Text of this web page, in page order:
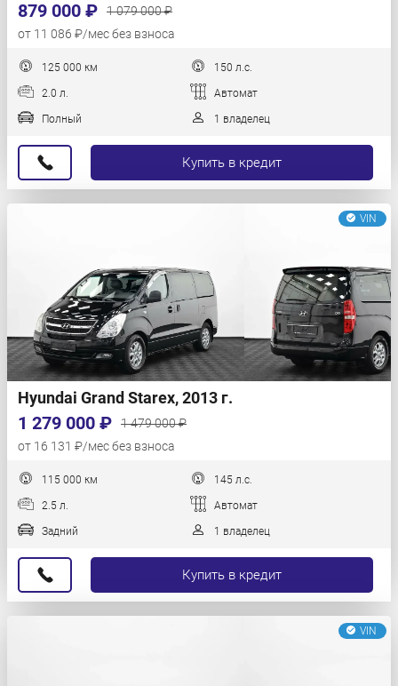
879 000 ₽
1 079 000 ₽
от 11 086 ₽/мес без взноса
125 000 км 150 л.с.
2.0 л. Автомат
Полный 1 владелец
Купить в кредит
VIN
Hyundai Grand Starex, 2013 г.
1 279 000 ₽
1 479 000 ₽
от 16 131 ₽/мес без взноса
115 000 км 145 л.с.
2.5 л. Автомат
Задний 1 владелец
Купить в кредит
VIN